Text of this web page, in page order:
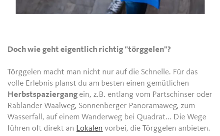
Doch wie geht eigentlich richtig "törggelen"?
Törggelen macht man nicht nur auf die Schnelle. Für das
volle Erlebnis planst du am besten einen gemütlichen
Herbstspaziergangein, z.B. entlang vom Partschinser oder
Rablander Waalweg, Sonnenberger Panoramaweg, zum
Wasserfall, auf einem Wanderweg bei Quadrat... Die Wege
führen oft direkt an Lokalen vorbei, die Törggelen anbieten.